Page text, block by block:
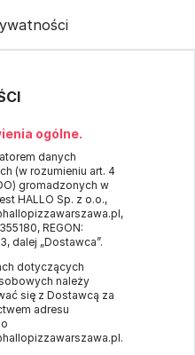
ogólne.
danych
(w rozumieniu art. 4
gromadzonych w
HALLO Sp. z o.o.,
REGON:
dalej „Dostawca”.
dotyczących
należy
się z Dostawcą za
adresu